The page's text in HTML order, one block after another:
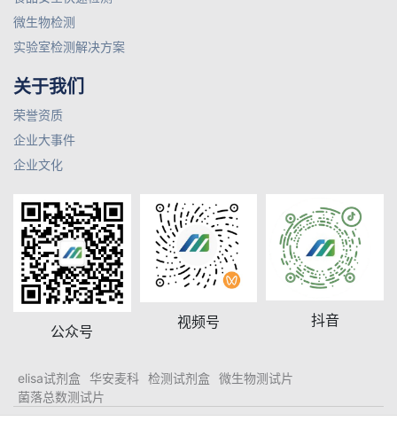
微生物检测
实验室检测解决方案
关于我们
荣誉资质
企业大事件
企业文化
公众号
视频号 抖音
elisa试剂盒 华安麦科 检测试剂盒
微生物测试片
菌落总数测试片